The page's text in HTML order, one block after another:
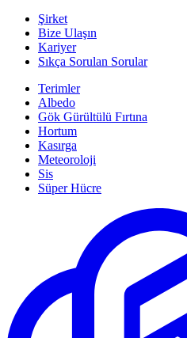
Şirket
Bize Ulaşın
Kariyer
Sıkça Sorulan Sorular
Terimler
Albedo
Gök Gürültülü Fırtına
Hortum
Kasırga
Meteoroloji
Sis
Süper Hücre